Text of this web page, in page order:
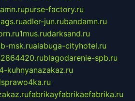
purse-factory.ru
adler-jun.rubandamn.ru
1mus.rudarksand.ru
msk.rualabuga-cityhotel.ru
2864420.rublagodarenie-spb.ru
kuhnyanazakaz.ru
fabrikayfabrikaefabrika.ru